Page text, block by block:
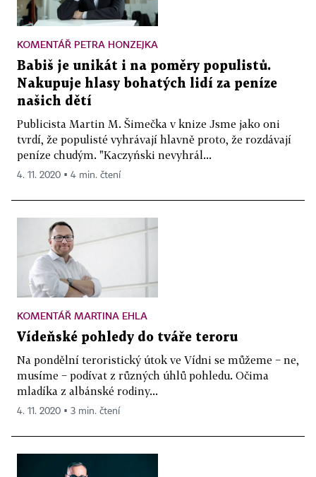
KOMENTÁŘ PETRA HONZEJKA
Babiš je unikát i na poměry populistů.
Nakupuje hlasy bohatých lidí za peníze
našich dětí
Publicista Martin M. Šimečka v knize Jsme jako oni
tvrdí, že populisté vyhrávají hlavně proto, že rozdávají
peníze chudým. "Kaczyński nevyhrál...
4. 11. 2020 ▪ 4 min. čtení
KOMENTÁŘ MARTINA EHLA
Vídeňské pohledy do tváře teroru
Na pondělní teroristický útok ve Vídni se můžeme − ne,
musíme − podívat z různých úhlů pohledu. Očima
mladíka z albánské rodiny...
4. 11. 2020 ▪ 3 min. čtení